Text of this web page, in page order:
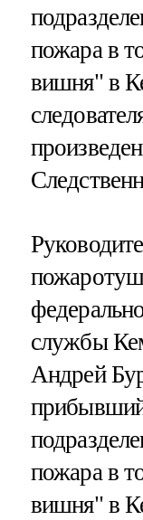
пожара в
вишня" в
службы
Андрей
пожара в
вишня" в